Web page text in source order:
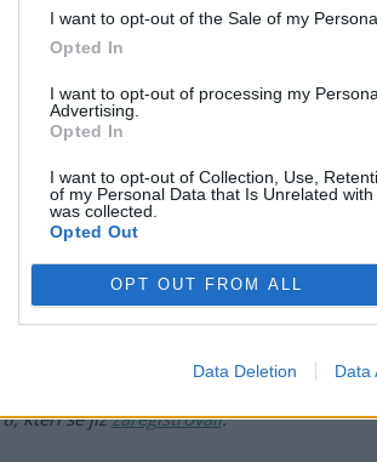
I want to opt-out of the Sale of my
Opted In
I want to opt-out of processing my
Advertising.
Opted In
I want to opt-out of Collection, Use,
of my Personal Data that Is Unrelated
was collected.
Opted Out
OPT OUT FROM ALL
Data Deletion Data
názory, komentáře a postřehy. Tím, že zde
. V případě porušení si redakce
ZAPOJIT PO PŘIHLÁŠENÍ
e-mail
Heslo
kteří se jižzaregistrovali.